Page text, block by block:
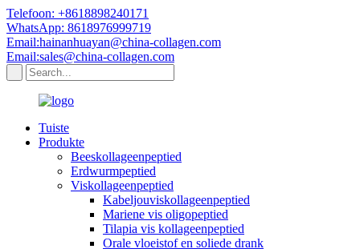
Telefoon: +8618898240171
WhatsApp: 8618976999719
Email:hainanhuayan@china-collagen.com
Email:sales@china-collagen.com
Tuiste
Produkte
Beeskollageenpeptied
Erdwurmpeptied
Viskollageenpeptied
Kabeljouviskollageenpeptied
Mariene vis oligopeptied
Tilapia vis kollageenpeptied
Orale vloeistof en soliede drank